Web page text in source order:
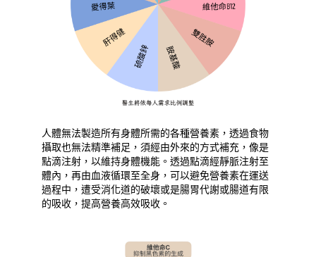
人體無法製造所有身體所需的各種營養素，透過食物
攝取也無法精準補足，須經由外來的方式補充，像是
點滴注射，以維持身體機能。透過點滴經靜脈注射至
體內，再由血液循環至全身，可以避免營養素在運送
過程中，遭受消化道的破壞或是腸胃代謝或腸道有限
的吸收，提高營養高效吸收。